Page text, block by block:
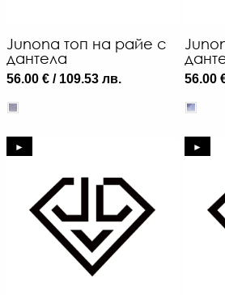
Junona топ на райе с
дантела
56.00 € / 109.53 лв. 56.00
► ►